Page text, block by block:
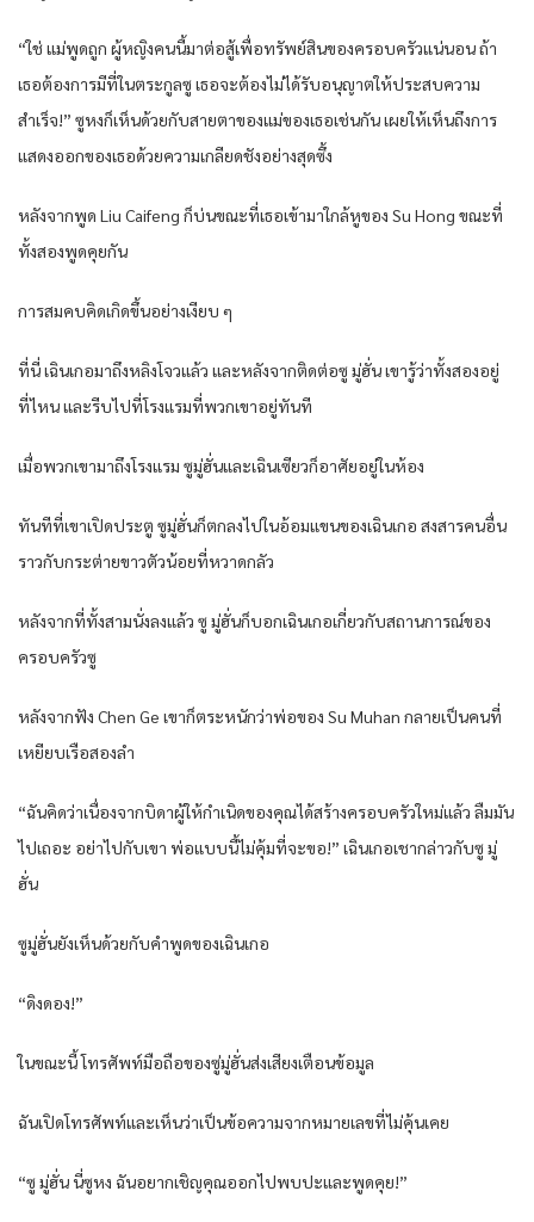
“ใช่ แม่พูดถูก ผู้หญิงคนนี้มาต่อสู้เพื่อทรัพย์สินของครอบครัวแน่นอน ถ้า
เธอต้องการมีที่ในตระกูลซู เธอจะต้องไม่ได้รับอนุญาตให้ประสบความ
สำเร็จ!” ซูหงก็เห็นด้วยกับสายตาของแม่ของเธอเช่นกัน เผยให้เห็นถึงการ
แสดงออกของเธอด้วยความเกลียดชังอย่างสุดซึ้ง
หลังจากพูด Liu Caifeng ก็บ่นขณะที่เธอเข้ามาใกล้หูของ Su Hong ขณะที่
ทั้งสองพูดคุยกัน
การสมคบคิดเกิดขึ้นอย่างเงียบ ๆ
ที่นี่ เฉินเกอมาถึงหลิงโจวแล้ว และหลังจากติดต่อซู มู่ฮั่น เขารู้ว่าทั้งสองอยู่
ที่ไหน และรีบไปที่โรงแรมที่พวกเขาอยู่ทันที
เมื่อพวกเขามาถึงโรงแรม ซูมู่ฮั่นและเฉินเซียวก็อาศัยอยู่ในห้อง
ทันทีที่เขาเปิดประตู ซูมู่ฮั่นก็ตกลงไปในอ้อมแขนของเฉินเกอ สงสารคนอื่น
ราวกับกระต่ายขาวตัวน้อยที่หวาดกลัว
หลังจากที่ทั้งสามนั่งลงแล้ว ซู มู่ฮั่นก็บอกเฉินเกอเกี่ยวกับสถานการณ์ของ
ครอบครัวซู
หลังจากฟัง Chen Ge เขาก็ตระหนักว่าพ่อของ Su Muhan กลายเป็นคนที่
เหยียบเรือสองลำ
“ฉันคิดว่าเนื่องจากบิดาผู้ให้กำเนิดของคุณได้สร้างครอบครัวใหม่แล้ว ลืมมัน
ไปเถอะ อย่าไปกับเขา พ่อแบบนี้ไม่คุ้มที่จะขอ!” เฉินเกอเชากล่าวกับซู มู่
ฮั่น
ซูมู่ฮั่นยังเห็นด้วยกับคำพูดของเฉินเกอ
“ดิงดอง!”
ในขณะนี้ โทรศัพท์มือถือของซู่มู่ฮั่นส่งเสียงเตือนข้อมูล
ฉันเปิดโทรศัพท์และเห็นว่าเป็นข้อความจากหมายเลขที่ไม่คุ้นเคย
“ซู มู่ฮั่น นี่ซูหง ฉันอยากเชิญคุณออกไปพบปะและพูดคุย!”